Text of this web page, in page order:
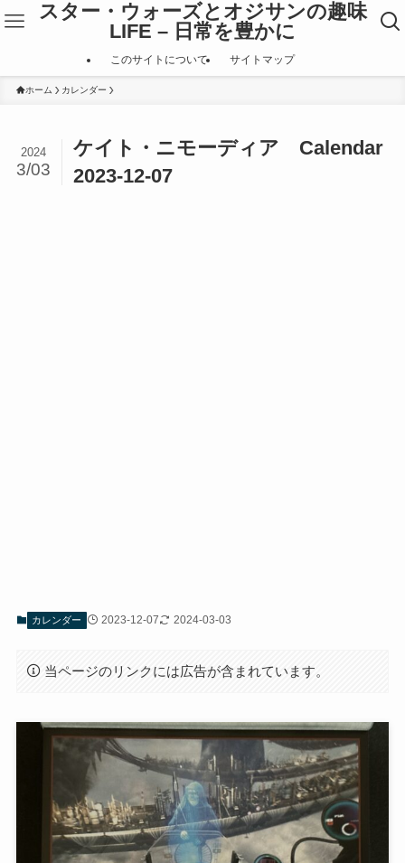
スター・ウォーズとオジサンの趣味
LIFE – 日常を豊かに
このサイトについて サイトマップ
ホーム カレンダー
ケイト・ニモーディア Calendar
2023-12-07
2024
3/03
カレンダー 2023-12-07 2024-03-03
当ページのリンクには広告が含まれています。